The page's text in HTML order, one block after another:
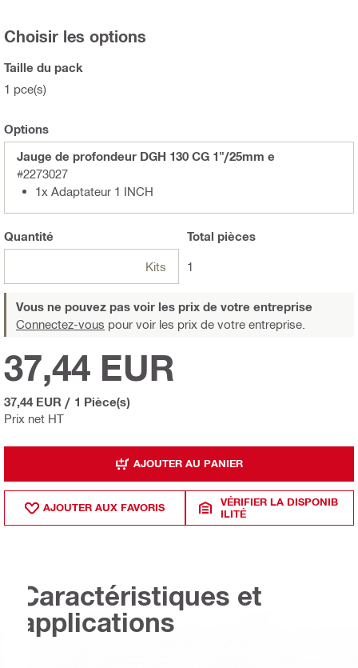
Choisir les options
Taille du pack
1 pce(s)
Options
Jauge de profondeur DGH 130 CG 1"/25mm e
#2273027
1x Adaptateur 1 INCH
Quantité
Kits
Total pièces
1
Vous ne pouvez pas voir les prix de votre entreprise
Connectez-vous pour voir les prix de votre entreprise.
Prix net HT
37,44 EUR
37,44 EUR / 1 Pièce(s)
AJOUTER AU PANIER
AJOUTER AUX FAVORIS
VÉRIFIER LA DISPONIB
ILITÉ
Caractéristiques et
applications